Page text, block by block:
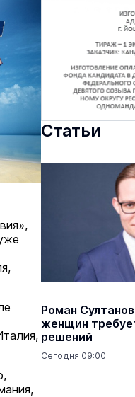
Статьи
Роман
женщин
решений
Сегодня 09:00